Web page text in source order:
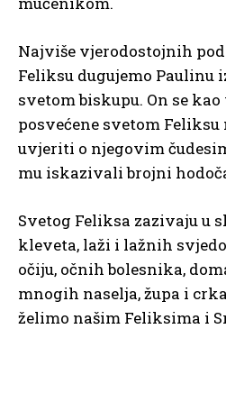
Najviše vjerodostojnih
Feliksu dugujemo Paulinu
svetom biskupu. On se
posvećene svetom
uvjeriti o njegovim
mu iskazivali brojni
Svetog Feliksa zazivaju u
kleveta, laži i lažnih
očiju, očnih bolesnika,
mnogih naselja, župa i
želimo našim Feliksima i